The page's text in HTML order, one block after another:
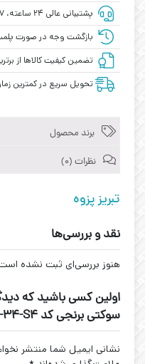
پشتیبانی عالی ۲۴ ساعته، ۷ روز هفته
بازگشت وجه در صورت
تضمین کیفیت کالاها از
تحویل سریع در کمترین
برند محصول
نظرات (0)
تبریز پزوه
نقد و بررسی‌ها
هنوز بررسی‌ای ثبت نشده
اولین کسی باشید که
سوکتی برنجی کد IPS-215-CA-34-S4 تبریز پژوه”
نشانی ایمیل شما منتشر